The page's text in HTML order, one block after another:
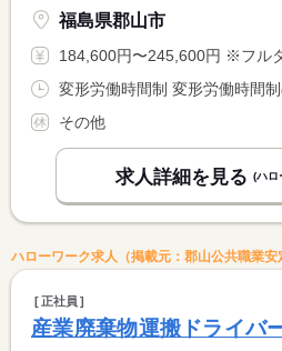
福島県郡山市
184,600円〜245,600円 ※フルタイム求人の場合は月額（換算額）、
その他
求人詳細を見る (ハロ
ハローワーク求人（掲載元：郡山公共職業安
正社員
産業廃棄物運搬ドライバ